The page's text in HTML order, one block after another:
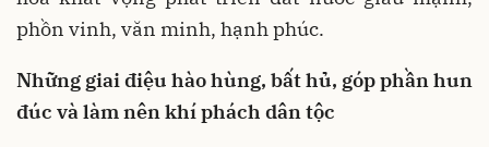
phồn vinh, văn minh, hạnh phúc.
Những giai điệu hào hùng, bất hủ, góp phần hun
đúc và làm nên khí phách dân tộc